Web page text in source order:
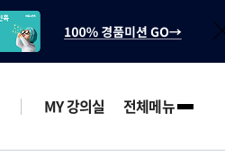
MY 강의실 전체메뉴